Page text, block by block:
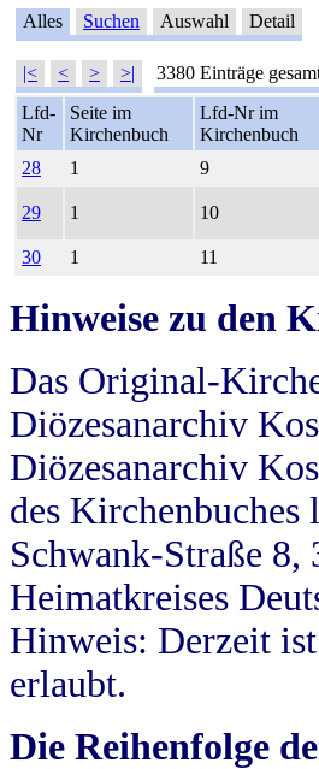
Alles Suchen Auswahl Detail
|< < > >| 3380 Einträge
Lfd-
Nr
Seite im
Kirchenbuch
Lfd-Nr im
Kirchenbuch
28
1 9
29 1 10
30 1 11
Hinweise zu den
Das Original-
Diözesanarchiv
Diözesanarchiv
des
Schwank-Straße
Heimatkreises
Hinweis: Derzeit
erlaubt.
Die Reihenfolge